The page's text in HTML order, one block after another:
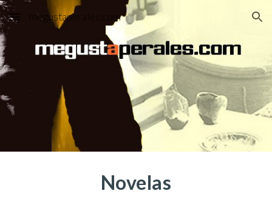
Skip to main content Skip to navigation
megustaperales.com
Novelas